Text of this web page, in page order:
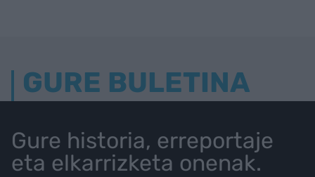
GURE BULETINA
Gure historia, erreportaje
eta elkarrizketa onenak.